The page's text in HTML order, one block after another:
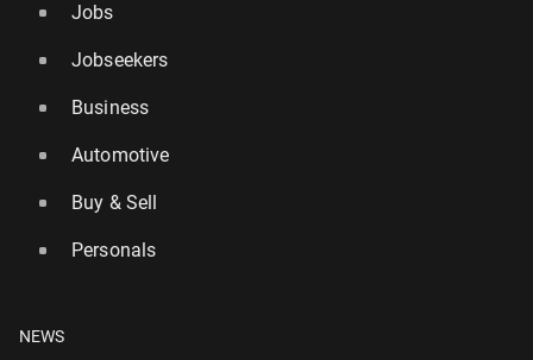
Jobs
Jobseekers
Business
Automotive
Buy & Sell
Personals
NEWS